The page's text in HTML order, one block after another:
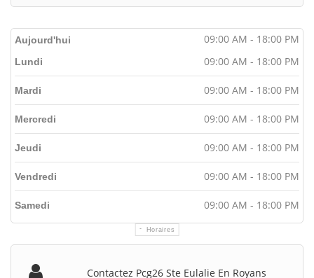
Aujourd'hui 09:00 AM - 18:00 PM
Horaires
Lundi 09:00 AM - 18:00 PM
Mardi 09:00 AM - 18:00 PM
Mercredi 09:00 AM - 18:00 PM
Jeudi 09:00 AM - 18:00 PM
Vendredi 09:00 AM - 18:00 PM
Samedi 09:00 AM - 18:00 PM
Contactez Pcg26 Ste Eulalie En Royans